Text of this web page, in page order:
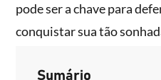
pode ser a chave para
conquistar sua tão
Sumário